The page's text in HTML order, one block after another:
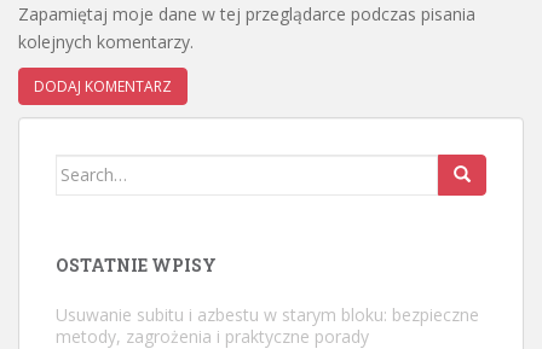
Zapamiętaj moje dane w tej przeglądarce podczas pisania
kolejnych komentarzy.
Search
OSTATNIE WPISY
Usuwanie subitu i azbestu w starym bloku: bezpieczne
metody, zagrożenia i praktyczne porady